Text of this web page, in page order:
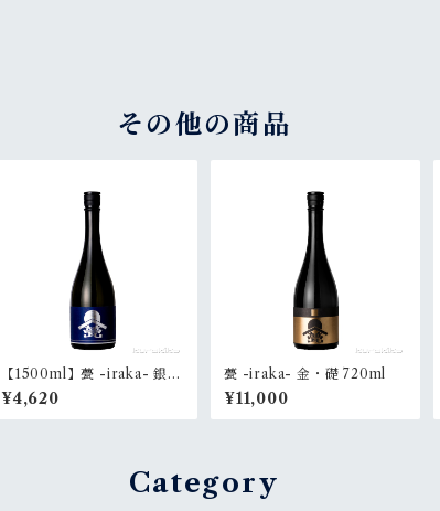
その他の商品
【1500ml】甍 -iraka- 銀・
藍
¥4,620
甍 -iraka- 金・礎 720ml
¥11,000
Category